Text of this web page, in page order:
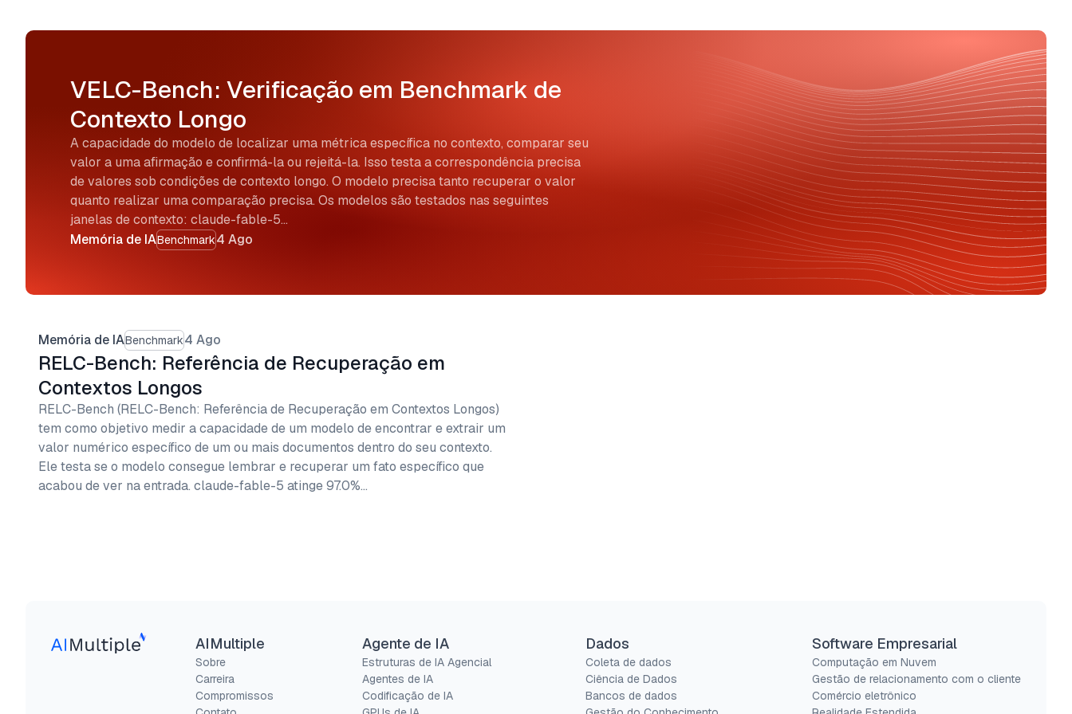
VELC-Bench: Verificação em Benchmark de
Contexto Longo
Memória de IABenchmark4 Ago
A capacidade do modelo de localizar uma métrica específica no contexto, comparar seu
valor a uma afirmação e confirmá-la ou rejeitá-la. Isso testa a correspondência precisa
de valores sob condições de contexto longo. O modelo precisa tanto recuperar o valor
quanto realizar uma comparação precisa. Os modelos são testados nas seguintes
janelas de contexto: claude-fable-5…
Memória de IABenchmark4 Ago
RELC-Bench: Referência de Recuperação em
Contextos Longos
RELC-Bench (RELC-Bench: Referência de Recuperação em Contextos Longos)
tem como objetivo medir a capacidade de um modelo de encontrar e extrair um
valor numérico específico de um ou mais documentos dentro do seu contexto.
Ele testa se o modelo consegue lembrar e recuperar um fato específico que
acabou de ver na entrada. claude-fable-5 atinge 97.0%…
AIMultiple
Sobre
Carreira
Compromissos
Agente de IA
Estruturas de IA Agencial
Agentes de IA
Codificação de IA
Dados
Coleta de dados
Ciência de Dados
Bancos de dados
Software Empresarial
Computação em Nuvem
Gestão de relacionamento com o cliente
Comércio eletrônico